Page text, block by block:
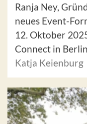
Ranja Ney,
neues Event-
12. Oktober
Connect in
Katja Keienburg